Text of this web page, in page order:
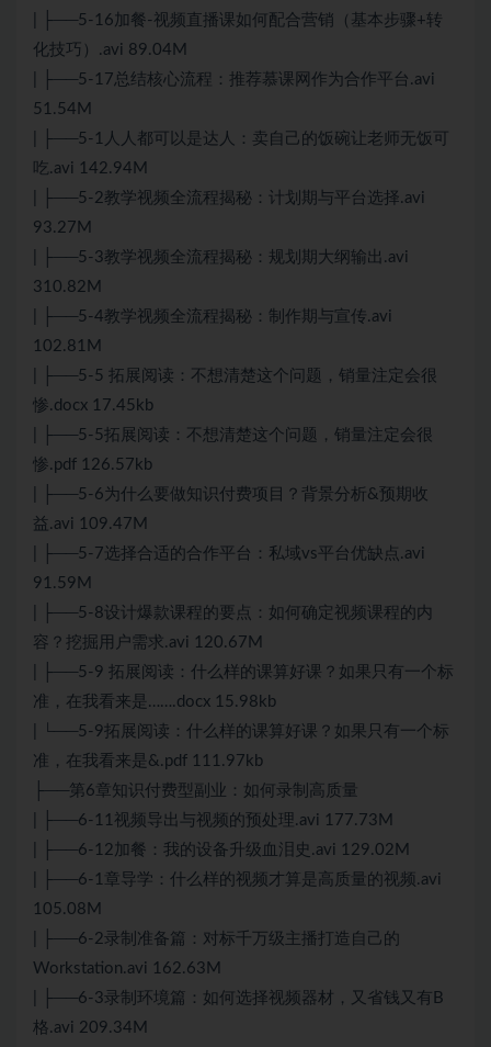
| ├──5-16加餐-视频直播课如何配合营销（基本步骤+转
化技巧）.avi 89.04M
| ├──5-17总结核心流程：推荐慕课网作为合作平台.avi
51.54M
| ├──5-1人人都可以是达人：卖自己的饭碗让老师无饭可
吃.avi 142.94M
| ├──5-2教学视频全流程揭秘：计划期与平台选择.avi
93.27M
| ├──5-3教学视频全流程揭秘：规划期大纲输出.avi
310.82M
| ├──5-4教学视频全流程揭秘：制作期与宣传.avi
102.81M
| ├──5-5 拓展阅读：不想清楚这个问题，销量注定会很
惨.docx 17.45kb
| ├──5-5拓展阅读：不想清楚这个问题，销量注定会很
惨.pdf 126.57kb
| ├──5-6为什么要做知识付费项目？背景分析&预期收
益.avi 109.47M
| ├──5-7选择合适的合作平台：私域vs平台优缺点.avi
91.59M
| ├──5-8设计爆款课程的要点：如何确定视频课程的内
容？挖掘用户需求.avi 120.67M
| ├──5-9 拓展阅读：什么样的课算好课？如果只有一个标
准，在我看来是…….docx 15.98kb
| └──5-9拓展阅读：什么样的课算好课？如果只有一个标
准，在我看来是&.pdf 111.97kb
├──第6章知识付费型副业：如何录制高质量
| ├──6-11视频导出与视频的预处理.avi 177.73M
| ├──6-12加餐：我的设备升级血泪史.avi 129.02M
| ├──6-1章导学：什么样的视频才算是高质量的视频.avi
105.08M
| ├──6-2录制准备篇：对标千万级主播打造自己的
Workstation.avi 162.63M
| ├──6-3录制环境篇：如何选择视频器材，又省钱又有B
格.avi 209.34M